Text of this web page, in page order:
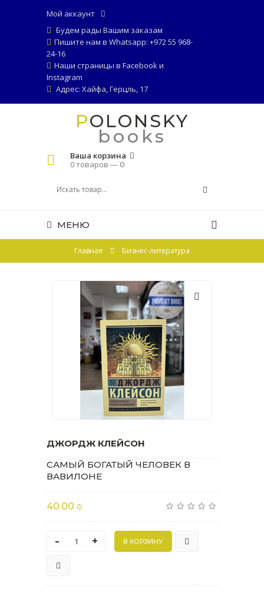
Мой аккаунт
Будем рады Вашим заказам
Пишите нам в Whatsapp: +972 55 968-
24-16
Наши страницы в Facebookи
Instagram
Адрес: Хайфа, Герцль, 17
POLONSKY
books
Ваша корзина
0 товаров —0
МЕНЮ
Главная Бизнес-литература
ДЖОРДЖ КЛЕЙСОН
САМЫЙ БОГАТЫЙ ЧЕЛОВЕК В
ВАВИЛОНЕ
40.00 ₪
- +